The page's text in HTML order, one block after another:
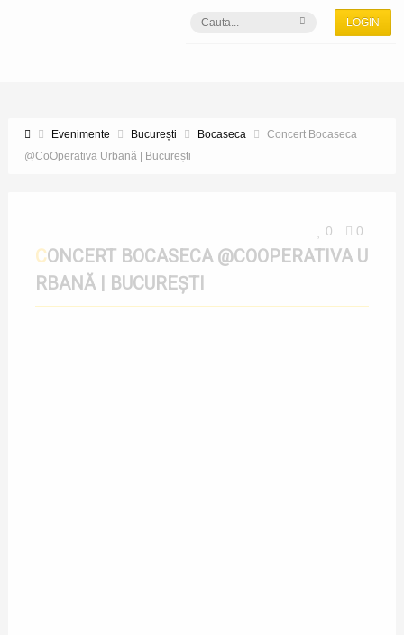
LOGIN
Evenimente București Bocaseca
Concert Bocaseca
@CoOperativa Urbană | București
0 0
CONCERT BOCASECA @COOPERATIVA U
RBANĂ | BUCUREȘTI